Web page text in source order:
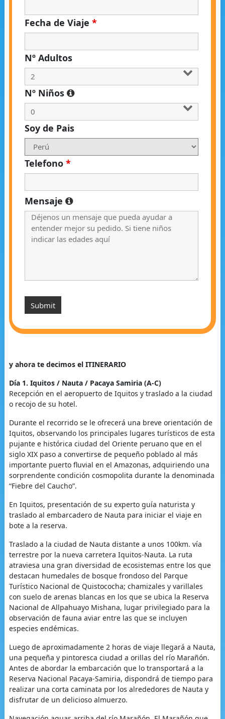
Fecha de Viaje *
Nº Adultos
Nº Niños
Soy de Pais
Telefono *
Mensaje
y ahora te decimos el ITINERARIO
Día 1. Iquitos / Nauta / Pacaya Samiria (A-C)
Recepción en el aeropuerto de Iquitos y traslado a la ciudad
o recojo de su hotel.
Durante el recorrido se le ofrecerá una breve orientación de
Iquitos, observando los principales lugares turísticos de esta
pujante e histórica ciudad del Oriente peruano que en el
siglo XIX paso a convertirse de pequeño poblado al más
importante puerto fluvial en el Amazonas, adquiriendo una
sorprendente condición cosmopolita durante la denominada
“Fiebre del Caucho”.
En Iquitos, presentación de su experto guía naturista y
traslado al embarcadero de Nauta para iniciar el viaje en
bote a la reserva.
Traslado a la ciudad de Nauta distante a unos 100km. vía
terrestre por la nueva carretera Iquitos-Nauta. La ruta
atraviesa una gran diversidad de ecosistemas entre los que
destacan humedales de bosque frondoso del Parque
Turístico Nacional de Quistococha; chamizales y varillales
con suelo de arenas blancas en los que se ubica la Reserva
Nacional de Allpahuayo Mishana, lugar privilegiado para la
observación de fauna aviar entre las que se incluyen
especies endémicas.
Luego de aproximadamente 2 horas de viaje llegará a Nauta,
una pequeña y pintoresca ciudad a orillas del río Marañón.
Antes de abordar la embarcación que lo transportará a la
Reserva Nacional Pacaya-Samiria, dispondrá de tiempo para
realizar una corta caminata por los alrededores de Nauta y
disfrutar de un delicioso almuerzo.